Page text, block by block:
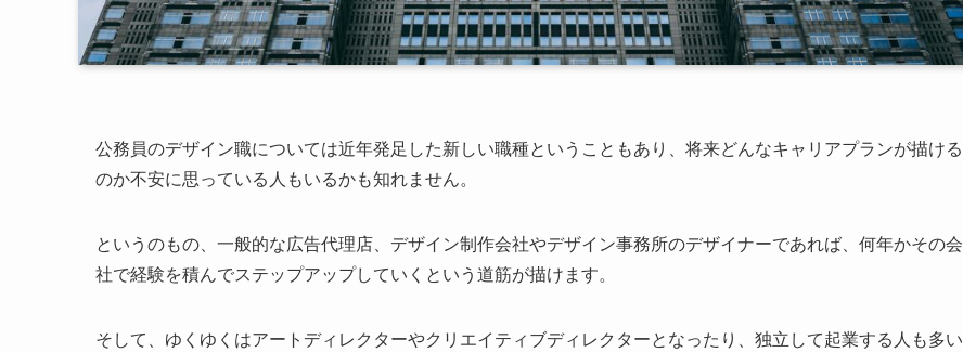
公務員のデザイン職については近年発足した新しい職種ということもあり、将来どんなキャリアプランが描ける
のか不安に思っている人もいるかも知れません。
というのもの、一般的な広告代理店、デザイン制作会社やデザイン事務所のデザイナーであれば、何年かその会
社で経験を積んでステップアップしていくという道筋が描けます。
そして、ゆくゆくはアートディレクターやクリエイティブディレクターとなったり、独立して起業する人も多い